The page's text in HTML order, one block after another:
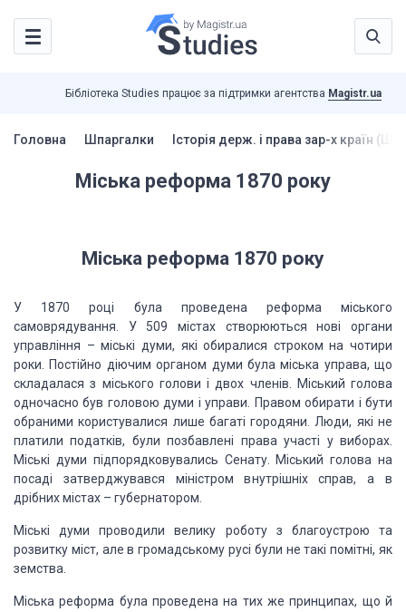
Бібліотека Studies працює за підтримки агентства Magistr.ua
Головна Шпаргалки Історія держ. і права зар-х країн
Міська реформа 1870 року
Міська реформа 1870 року
У 1870 році була проведена реформа міського
самоврядування.
У 509 містах створюються нові органи
управління – міські думи, які обиралися строком на чотири
роки. Постійно діючим органом думи була міська управа, що
складалася з міського голови і двох членів. Міський голова
одночасно був головою думи і управи.
Правом обирати і бути
обраними користувалися лише багаті городяни. Люди, які не
платили податків, були позбавлені права участі у виборах.
Міські думи підпорядковувались Сенату. Міський голова на
посаді затверджувався міністром внутрішніх справ, а в
дрібних містах – губернатором.
Міські думи проводили велику роботу з благоустрою та
розвитку міст, але в громадському русі були не такі помітні, як
земства.
Міська реформа була проведена на тих же принципах, що й